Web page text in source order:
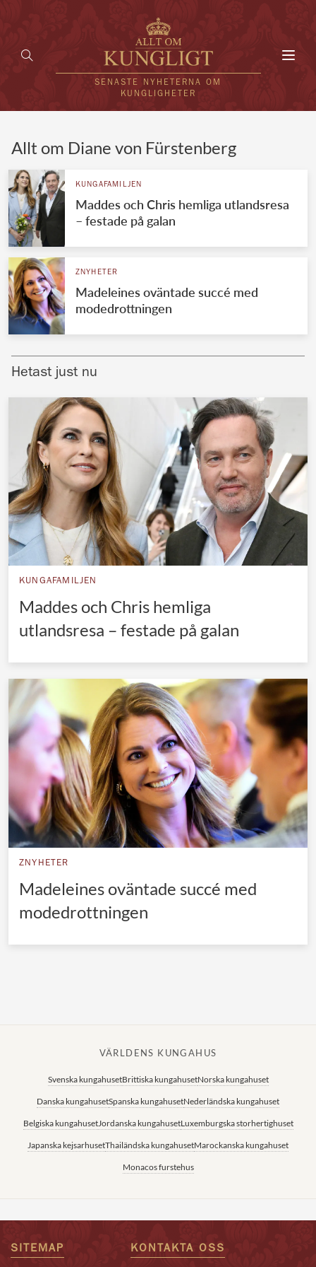
SENASTE NYHETERNA OM
KUNGLIGHETER
UTLÄNDSKT
VÄRLDENS KUNGAHUS
Svenska kungahuset
Brittiska kungahuset
Nederländska kungahuset
Belgiska kungahuset
Jordanska kungahuset
Luxemburgska storhertighuset
Japanska kejsarhuset
Thailändska kungahuset
Marockanska kungahuset
REDAKTION
Allt om Diane von Fürstenberg
KUNGAFAMILJEN
Maddes och Chris hemliga utlandsresa
– festade på galan
ZNYHETER
Madeleines oväntade succé med
modedrottningen
Hetast just nu
KUNGAFAMILJEN
Maddes och Chris hemliga
utlandsresa – festade på galan
ZNYHETER
Madeleines oväntade succé med
modedrottningen
VÄRLDENS KUNGAHUS
Svenska kungahusetBrittiska kungahusetNorska kungahuset
Danska kungahusetSpanska kungahusetNederländska kungahuset
Belgiska kungahusetJordanska kungahusetLuxemburgska storhertighuset
Japanska kejsarhusetThailändska kungahusetMarockanska kungahuset
Monacos furstehus
SITEMAP KONTAKTA OSS